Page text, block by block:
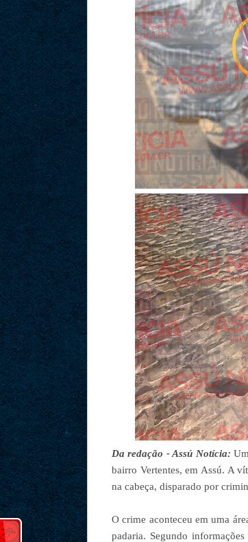
Da redação - Assú Notícia:
bairro Vertentes, em Assú. A
na cabeça, disparado por
O crime aconteceu em uma
padaria. Segundo